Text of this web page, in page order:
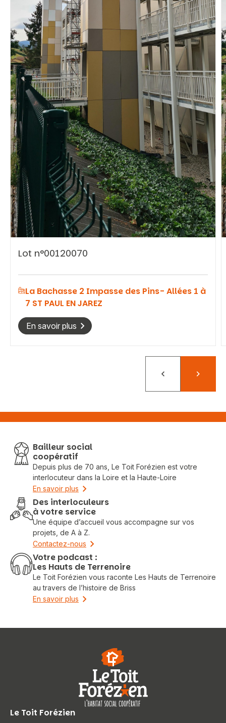
Vous recherchez&nbsp;:
Rechercher
Lot n°00120070
La Bachasse 2 Impasse des Pins- Allées 1 à
7 ST PAUL EN JAREZ
En savoir plus
PrécédentSuivant
Bailleur social
coopératif
Depuis plus de 70 ans, Le Toit Forézien est votre
interlocuteur dans la Loire et la Haute-Loire
En savoir plus
Des interloculeurs
à votre service
Une équipe d’accueil vous accompagne sur vos
projets, de A à Z.
Contactez-nous
Votre podcast :
Les Hauts de Terrenoire
Le Toit Forézien vous raconte Les Hauts de Terrenoire
au travers de l’histoire de Briss
En savoir plus
Le Toit Forézien